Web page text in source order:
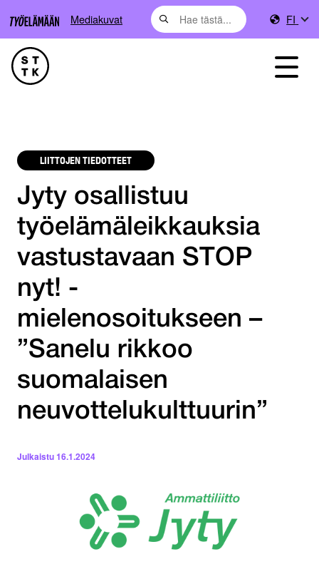
Mediakuvat FI
LIITTOJEN TIEDOTTEET
Jyty osallistuu
työelämäleikkauksia
vastustavaan STOP
nyt! -
mielenosoitukseen –
”Sanelu rikkoo
suomalaisen
neuvottelukulttuurin”
Julkaistu16.1.2024